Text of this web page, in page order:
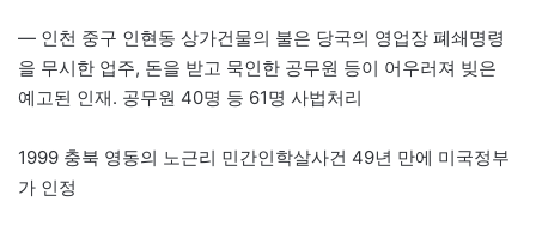
— 인천 중구 인현동 상가건물의 불은 당국의 영업장 폐쇄명령
을 무시한 업주, 돈을 받고 묵인한 공무원 등이 어우러져 빚은
예고된 인재. 공무원 40명 등 61명 사법처리
1999 충북 영동의 노근리 민간인학살사건 49년 만에 미국정부
가 인정